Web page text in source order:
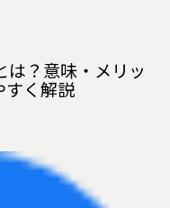
は？意味・メリッ
すく解説